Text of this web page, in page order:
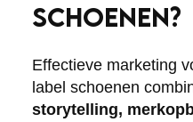
SCHOENEN?
Effectieve marketing
label schoenen
storytelling,